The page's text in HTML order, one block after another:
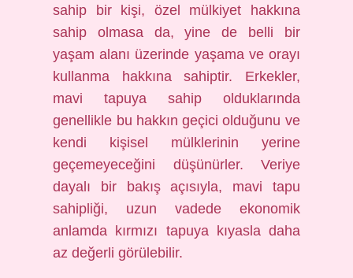
sahip bir kişi, özel mülkiyet hakkına
sahip olmasa da, yine de belli bir
yaşam alanı üzerinde yaşama ve orayı
kullanma hakkına sahiptir. Erkekler,
mavi tapuya sahip olduklarında
genellikle bu hakkın geçici olduğunu ve
kendi kişisel mülklerinin yerine
geçemeyeceğini düşünürler. Veriye
dayalı bir bakış açısıyla, mavi tapu
sahipliği, uzun vadede ekonomik
anlamda kırmızı tapuya kıyasla daha
az değerli görülebilir.